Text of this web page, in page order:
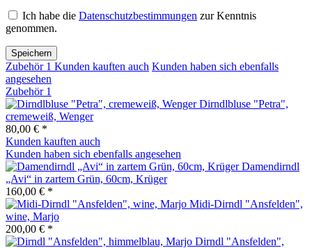
Ich habe die Datenschutzbestimmungen zur Kenntnis
genommen.
Speichern
Zubehör 1 Kunden kauften auch Kunden haben sich ebenfalls
angesehen
Zubehör 1
Dirndlbluse "Petra",
cremeweiß, Wenger
80,00 € *
Kunden kauften auch
Kunden haben sich ebenfalls angesehen
Damendirndl
„Avi“ in zartem Grün, 60cm, Krüger
160,00 € *
Midi-Dirndl "Ansfelden",
wine, Marjo
200,00 € *
Dirndl "Ansfelden",